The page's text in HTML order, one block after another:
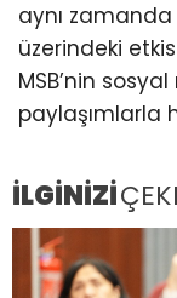
aynı zamanda
üzerindeki
MSB’nin
paylaşımlarla
İLGİNİZİ